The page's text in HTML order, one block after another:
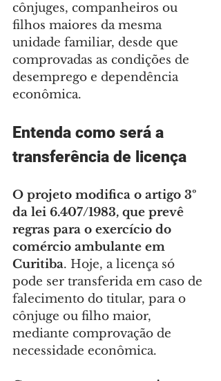
cônjuges, companheiros ou
filhos maiores da mesma
unidade familiar, desde que
comprovadas as condições de
desemprego e dependência
econômica.
Entenda como será a
transferência de licença
O projeto modifica o artigo 3º
da lei 6.407/1983, que prevê
regras para o exercício do
comércio ambulante em
Curitiba. Hoje, a licença só
pode ser transferida em caso de
falecimento do titular, para o
cônjuge ou filho maior,
mediante comprovação de
necessidade econômica.